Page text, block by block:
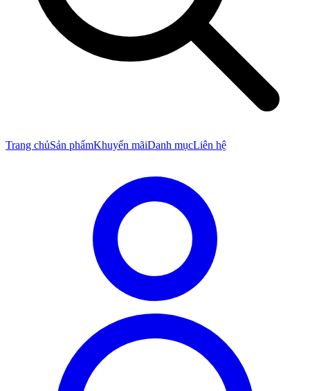
Trang chủSản phẩmKhuyến mãiDanh mụcLiên hệ